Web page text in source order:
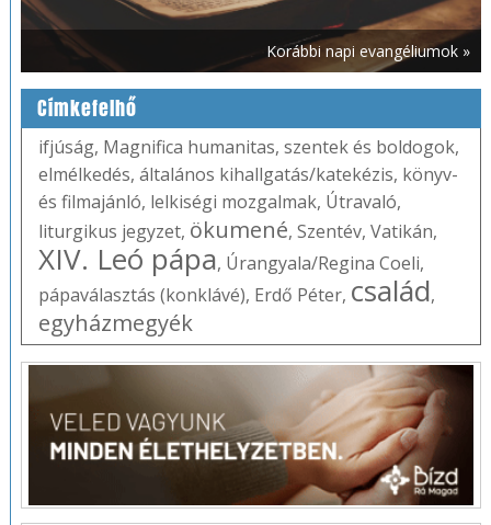
Korábbi napi evangéliumok »
Címkefelhő
ifjúság, Magnifica humanitas, szentek és boldogok,
elmélkedés, általános kihallgatás/katekézis, könyv-
és filmajánló, lelkiségi mozgalmak, Útravaló,
liturgikus jegyzet, ökumené, Szentév, Vatikán,
XIV. Leó pápa, Úrangyala/Regina Coeli,
pápaválasztás (konklávé), Erdő Péter, család,
egyházmegyék